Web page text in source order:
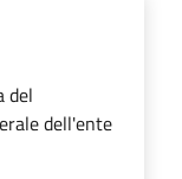
del
dell'ente